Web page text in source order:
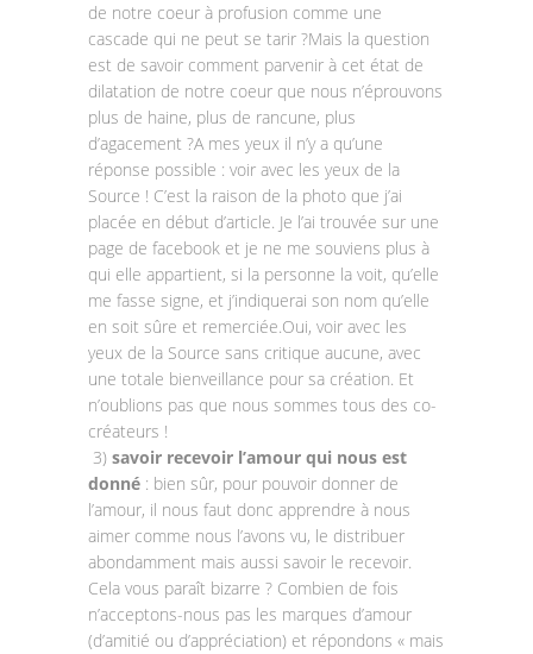
de notre coeur à profusion comme une
cascade qui ne peut se tarir ?Mais la question
est de savoir comment parvenir à cet état de
dilatation de notre coeur que nous n’éprouvons
plus de haine, plus de rancune, plus
d’agacement ?A mes yeux il n’y a qu’une
réponse possible : voir avec les yeux de la
Source ! C’est la raison de la photo que j’ai
placée en début d’article. Je l’ai trouvée sur une
page de facebook et je ne me souviens plus à
qui elle appartient, si la personne la voit, qu’elle
me fasse signe, et j’indiquerai son nom qu’elle
en soit sûre et remerciée.Oui, voir avec les
yeux de la Source sans critique aucune, avec
une totale bienveillance pour sa création. Et
n’oublions pas que nous sommes tous des co-
créateurs !
3) savoir recevoir l’amour qui nous est
donné : bien sûr, pour pouvoir donner de
l’amour, il nous faut donc apprendre à nous
aimer comme nous l’avons vu, le distribuer
abondamment mais aussi savoir le recevoir.
Cela vous paraît bizarre ? Combien de fois
n’acceptons-nous pas les marques d’amour
(d’amitié ou d’appréciation) et répondons « mais